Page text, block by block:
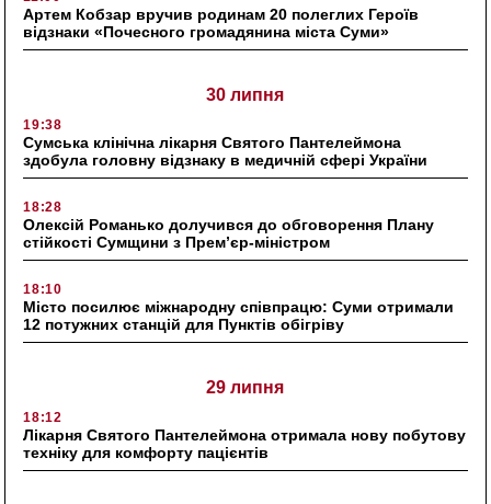
Артем Кобзар вручив родинам 20 полеглих Героїв
відзнаки «Почесного громадянина міста Суми»
30 липня
19:38
Сумська клінічна лікарня Святого Пантелеймона
здобула головну відзнаку в медичній сфері України
18:28
Олексій Романько долучився до обговорення Плану
стійкості Сумщини з Прем’єр-міністром
18:10
Місто посилює міжнародну співпрацю: Суми отримали
12 потужних станцій для Пунктів обігріву
29 липня
18:12
Лікарня Святого Пантелеймона отримала нову побутову
техніку для комфорту пацієнтів